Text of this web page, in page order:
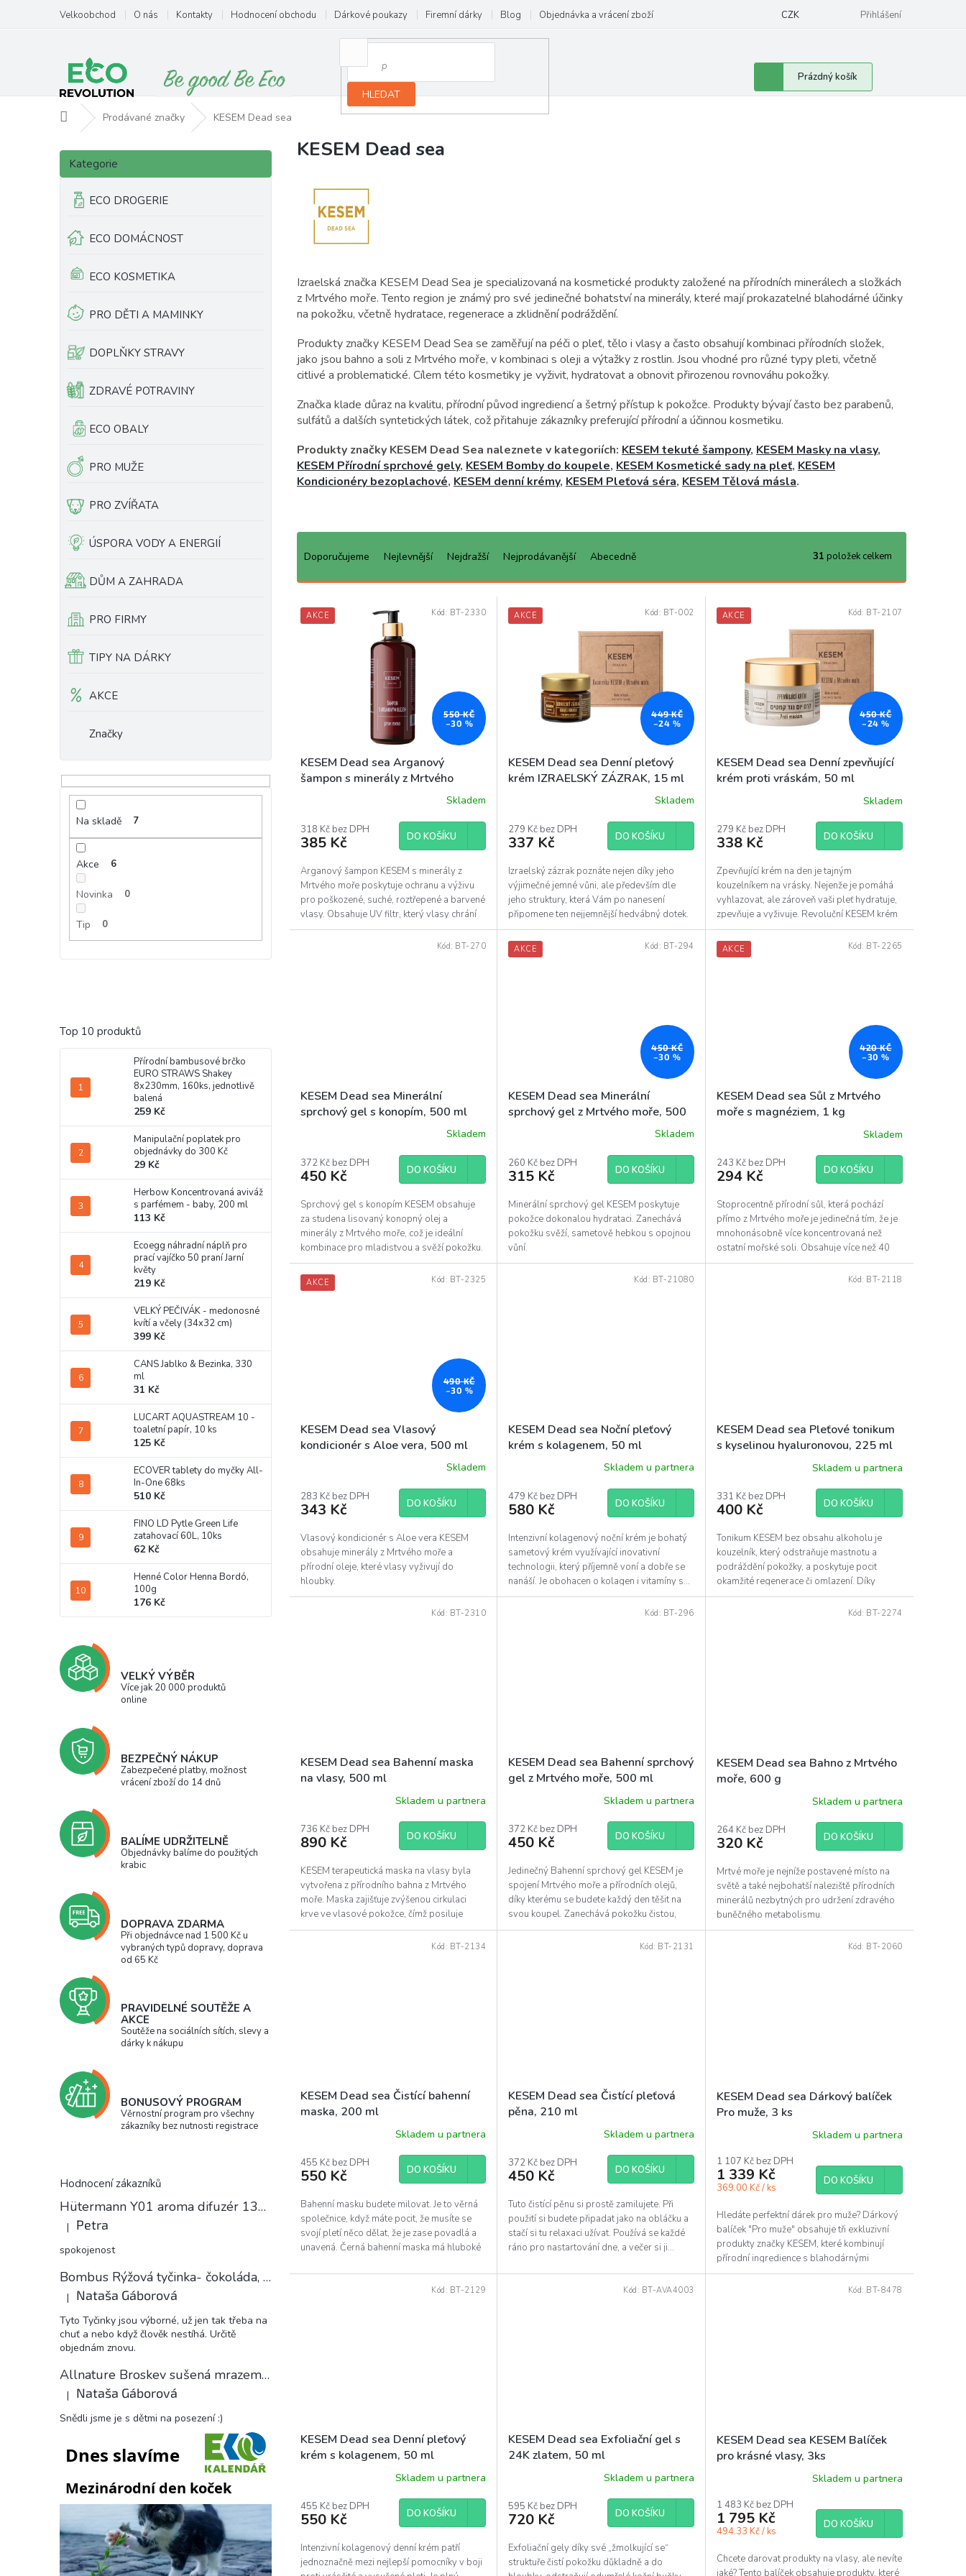
obsah
Velkoobchod O nás Kontakty Hodnocení obchodu Dárkové poukazy Firemní dárky Blog Objednávka a vrácení zboží CZK Přihlášení
HLEDAT
Nákupní
košík
Prázdný košík
Domů Prodávané značky KESEM Dead sea
P
s
n
n
Přeskočit
kategorie
Kategorie
ECO DROGERIE
ECO DOMÁCNOST
ECO KOSMETIKA
PRO DĚTI A MAMINKY
DOPLŇKY STRAVY
ZDRAVÉ POTRAVINY
ECO OBALY
PRO MUŽE
PRO ZVÍŘATA
ÚSPORA VODY A ENERGIÍ
DŮM A ZAHRADA
PRO FIRMY
TIPY NA DÁRKY
AKCE
Značky
Na skladě 7
Akce 6
Novinka 0
Tip 0
Top 10 produktů
Přírodní bambusové brčko
EURO STRAWS Shakey
8x230mm, 160ks, jednotlivě
balená
259 Kč
Manipulační poplatek pro
objednávky do 300 Kč
29 Kč
Herbow Koncentrovaná aviváž
s parfémem - baby, 200 ml
113 Kč
Ecoegg náhradní náplň pro
prací vajíčko 50 praní Jarní
květy
219 Kč
VELKÝ PEČIVÁK - medonosné
kvítí a včely (34x32 cm)
399 Kč
CANS Jablko & Bezinka, 330
ml
31 Kč
LUCART AQUASTREAM 10 -
toaletní papír, 10 ks
125 Kč
ECOVER tablety do myčky All-
In-One 68ks
510 Kč
FINO LD Pytle Green Life
zatahovací 60L, 10ks
62 Kč
Henné Color Henna Bordó,
100g
176 Kč
VELKÝ VÝBĚR
Více jak 20 000 produktů
online
BEZPEČNÝ NÁKUP
Zabezpečené platby, možnost
vrácení zboží do 14 dnů
BALÍME UDRŽITELNĚ
Objednávky balíme do použitých
krabic
DOPRAVA ZDARMA
Při objednávce nad 1 500 Kč u
vybraných typů dopravy, doprava
od 65 Kč
PRAVIDELNÉ SOUTĚŽE A
AKCE
Soutěže na sociálních sítích, slevy a
dárky k nákupu
BONUSOVÝ PROGRAM
Věrnostní program pro všechny
zákazníky bez nutnosti registrace
Hodnocení zákazníků
Hütermann Y01 aroma difuzér 130ml světlé dřevo - ultrazvukový, USB.
Hodnocení produktu je 5 z 5 hvězdiček.
| Petra
spokojenost
Bombus Rýžová tyčinka- čokoláda, 18 g
Hodnocení produktu je 5 z 5 hvězdiček.
| Nataša Gáborová
Tyto Tyčinky jsou výborné, už jen tak třeba na
chuť a nebo když člověk nestíhá. Určitě
objednám znovu.
Allnature Broskev sušená mrazem plátky, 15 g
Hodnocení produktu je 5 z 5 hvězdiček.
| Nataša Gáborová
Snědli jsme je s dětmi na posezení :)
KESEM Dead sea
Izraelská značka KESEM Dead Sea je specializovaná na kosmetické produkty založené na přírodních minerálech a složkách
z Mrtvého moře. Tento region je známý pro své jedinečné bohatství na minerály, které mají prokazatelné blahodárné účinky
na pokožku, včetně hydratace, regenerace a zklidnění podráždění.
Produkty značky KESEM Dead Sea se zaměřují na péči o pleť, tělo i vlasy a často obsahují kombinaci přírodních složek,
jako jsou bahno a soli z Mrtvého moře, v kombinaci s oleji a výtažky z rostlin. Jsou vhodné pro různé typy pleti, včetně
citlivé a problematické. Cílem této kosmetiky je vyživit, hydratovat a obnovit přirozenou rovnováhu pokožky.
Značka klade důraz na kvalitu, přírodní původ ingrediencí a šetrný přístup k pokožce. Produkty bývají často bez parabenů,
sulfátů a dalších syntetických látek, což přitahuje zákazníky preferující přírodní a účinnou kosmetiku.
Produkty značky KESEM Dead Sea naleznete v kategoriích: KESEM tekuté šampony, KESEM Masky na vlasy,
KESEM Přírodní sprchové gely, KESEM Bomby do koupele, KESEM Kosmetické sady na pleť, KESEM
Kondicionéry bezoplachové, KESEM denní krémy, KESEM Pleťová séra, KESEM Tělová másla.
Ř
e
Doporučujeme Nejlevnější Nejdražší Nejprodávanější Abecedně 31 položek celkem
V
u
k
t
ů
AKCE
550 KČ
–30 %
KESEM Dead sea Arganový
šampon s minerály z Mrtvého
Skladem
318 Kč bez DPH
385 Kč DO KOŠÍKU
Arganový šampon KESEM s minerály z
Mrtvého moře poskytuje ochranu a výživu
pro poškozené, suché, roztřepené a barvené
vlasy. Obsahuje UV filtr, který vlasy chrání
před slunečním...
Kód: BT-2330 AKCE
449 KČ
–24 %
KESEM Dead sea Denní pleťový
krém IZRAELSKÝ ZÁZRAK, 15 ml
Skladem
279 Kč bez DPH
337 Kč DO KOŠÍKU
Izraelský zázrak poznáte nejen díky jeho
výjimečné jemné vůni, ale především dle
jeho struktury, která Vám po nanesení
připomene ten nejjemnější hedvábný dotek.
Krém obsahuje...
Kód: BT-002 AKCE
450 KČ
–24 %
KESEM Dead sea Denní zpevňující
krém proti vráskám, 50 ml
Skladem
279 Kč bez DPH
338 Kč DO KOŠÍKU
Zpevňující krém na den je tajným
kouzelníkem na vrásky. Nejenže je pomáhá
vyhlazovat, ale zároveň vaši pleť hydratuje,
zpevňuje a vyživuje. Revoluční KESEM krém
na obličej, krk...
Kód: BT-2107
KESEM Dead sea Minerální
sprchový gel s konopím, 500 ml
Skladem
372 Kč bez DPH
450 Kč DO KOŠÍKU
Sprchový gel s konopím KESEM obsahuje
za studena lisovaný konopný olej a
minerály z Mrtvého moře, což je ideální
kombinace pro mladistvou a svěží pokožku.
Kód: BT-270 AKCE
450 KČ
–30 %
KESEM Dead sea Minerální
sprchový gel z Mrtvého moře, 500
Skladem
260 Kč bez DPH
315 Kč DO KOŠÍKU
Minerální sprchový gel KESEM poskytuje
pokožce dokonalou hydrataci. Zanechává
pokožku svěží, sametově hebkou s opojnou
vůní.
Kód: BT-294 AKCE
420 KČ
–30 %
KESEM Dead sea Sůl z Mrtvého
moře s magnéziem, 1 kg
Skladem
243 Kč bez DPH
294 Kč DO KOŠÍKU
Stoprocentně přírodní sůl, která pochází
přímo z Mrtvého moře je jedinečná tím, že je
mnohonásobně více koncentrovaná než
ostatní mořské soli. Obsahuje více než 40
druhů...
Kód: BT-2265
AKCE
490 KČ
–30 %
KESEM Dead sea Vlasový
kondicionér s Aloe vera, 500 ml
Skladem
283 Kč bez DPH
343 Kč DO KOŠÍKU
Vlasový kondicionér s Aloe vera KESEM
obsahuje minerály z Mrtvého moře a
přírodní oleje, které vlasy vyživují do
hloubky.
Kód: BT-2325
KESEM Dead sea Noční pleťový
krém s kolagenem, 50 ml
Skladem u partnera
479 Kč bez DPH
580 Kč DO KOŠÍKU
Intenzivní kolagenový noční krém je bohatý
sametový krém využívající inovativní
technologii, který příjemně voní a dobře se
nanáší. Je obohacen o kolagen i vitamíny s...
Kód: BT-21080
KESEM Dead sea Pleťové tonikum
s kyselinou hyaluronovou, 225 ml
Skladem u partnera
331 Kč bez DPH
400 Kč DO KOŠÍKU
Tonikum KESEM bez obsahu alkoholu je
kouzelník, který odstraňuje mastnotu a
podráždění pokožky, a poskytuje pocit
okamžité regenerace či omlazení. Díky
kyselině hyaluronové je...
Kód: BT-2118
KESEM Dead sea Bahenní maska
na vlasy, 500 ml
Skladem u partnera
736 Kč bez DPH
890 Kč DO KOŠÍKU
KESEM terapeutická maska na vlasy byla
vytvořena z přírodního bahna z Mrtvého
moře. Maska zajišťuje zvýšenou cirkulaci
krve ve vlasové pokožce, čímž posiluje
vlasové folikuly i...
Kód: BT-2310
KESEM Dead sea Bahenní sprchový
gel z Mrtvého moře, 500 ml
Skladem u partnera
372 Kč bez DPH
450 Kč DO KOŠÍKU
Jedinečný Bahenní sprchový gel KESEM je
spojení Mrtvého moře a přírodních olejů,
díky kterému se budete každý den těšit na
svou koupel. Zanechává pokožku čistou,
svěží,...
Kód: BT-296
KESEM Dead sea Bahno z Mrtvého
moře, 600 g
Skladem u partnera
264 Kč bez DPH
320 Kč DO KOŠÍKU
Mrtvé moře je nejníže postavené místo na
světě a také nejbohatší naleziště přírodních
minerálů nezbytných pro udržení zdravého
buněčného metabolismu.
Kód: BT-2274
KESEM Dead sea Čistící bahenní
maska, 200 ml
Skladem u partnera
455 Kč bez DPH
550 Kč DO KOŠÍKU
Bahenní masku budete milovat. Je to věrná
společnice, když máte pocit, že musíte se
svojí pletí něco dělat, že je zase povadlá a
unavená. Černá bahenní maska má hluboké
Kód: BT-2134
KESEM Dead sea Čistící pleťová
pěna, 210 ml
Skladem u partnera
372 Kč bez DPH
450 Kč DO KOŠÍKU
Tuto čistící pěnu si prostě zamilujete. Při
použití si budete připadat jako na obláčku a
stačí si tu relaxaci užívat. Používá se každé
ráno pro nastartování dne, a večer si ji...
Kód: BT-2131
KESEM Dead sea Dárkový balíček
Pro muže, 3 ks
Skladem u partnera
1 107 Kč bez DPH
1 339 Kč
369.00 Kč / ks
DO KOŠÍKU
Hledáte perfektní dárek pro muže? Dárkový
balíček "Pro muže" obsahuje tři exkluzivní
produkty značky KESEM, které kombinují
přírodní ingredience s blahodárnými
minerály z...
Kód: BT-2060
KESEM Dead sea Denní pleťový
krém s kolagenem, 50 ml
Skladem u partnera
455 Kč bez DPH
550 Kč DO KOŠÍKU
Intenzivní kolagenový denní krém patří
jednoznačně mezi nejlepší pomocníky v boji
Kód: BT-2129
KESEM Dead sea Exfoliační gel s
24K zlatem, 50 ml
Skladem u partnera
595 Kč bez DPH
720 Kč DO KOŠÍKU
Exfoliační gely díky své „žmolkující se“
struktuře čistí pokožku důkladně a do
Kód: BT-AVA4003
KESEM Dead sea KESEM Balíček
pro krásné vlasy, 3ks
Skladem u partnera
1 483 Kč bez DPH
1 795 Kč
494.33 Kč / ks
DO KOŠÍKU
Chcete darovat produkty na vlasy, ale nevíte
jaké? Tento balíček obsahuje produkty, které
Kód: BT-8478